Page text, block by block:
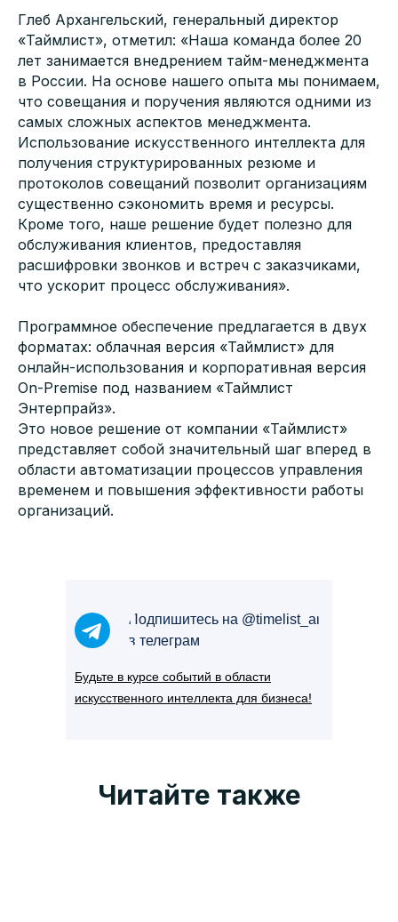
Глеб Архангельский, генеральный директор
«Таймлист», отметил: «Наша команда более 20
лет занимается внедрением тайм-менеджмента
в России. На основе нашего опыта мы понимаем,
что совещания и поручения являются одними из
самых сложных аспектов менеджмента.
Использование искусственного интеллекта для
получения структурированных резюме и
протоколов совещаний позволит организациям
существенно сэкономить время и ресурсы.
Кроме того, наше решение будет полезно для
обслуживания клиентов, предоставляя
расшифровки звонков и встреч с заказчиками,
что ускорит процесс обслуживания».
Программное обеспечение предлагается в двух
форматах: облачная версия «Таймлист» для
онлайн-использования и корпоративная версия
On-Premise под названием «Таймлист
Энтерпрайз».
Это новое решение от компании «Таймлист»
представляет собой значительный шаг вперед в
области автоматизации процессов управления
временем и повышения эффективности работы
организаций.
Подпишитесь на @timelist_ai
в телеграм
Будьте в курсе событий в области
искусственного интеллекта для бизнеса!
Читайте также